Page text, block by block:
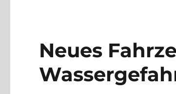
Neues